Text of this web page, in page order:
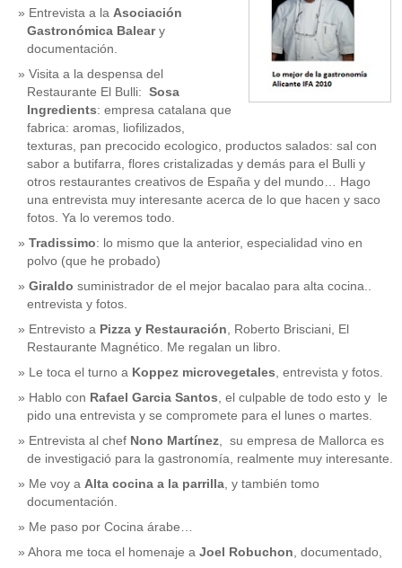
Entrevista a la Asociación
Gastronómica Baleary
documentación.
Visita a la despensa del
Restaurante El Bulli: Sosa
Ingredients: empresa catalana que
fabrica: aromas, liofilizados,
texturas, pan precocido ecologico, productos salados: sal con
sabor a butifarra, flores cristalizadas y demás para el Bulli y
otros restaurantes creativos de España y del mundo… Hago
una entrevista muy interesante acerca de lo que hacen y saco
fotos. Ya lo veremos todo.
Tradissimo: lo mismo que la anterior, especialidad vino en
polvo (que he probado)
Giraldo suministrador de el mejor bacalao para alta cocina..
entrevista y fotos.
Entrevisto a Pizza y Restauración , Roberto Brisciani, El
Restaurante Magnético. Me regalan un libro.
Le toca el turno a Koppez microvegetales , entrevista y fotos.
Hablo con Rafael Garcia Santos , el culpable de todo esto y le
pido una entrevista y se compromete para el lunes o martes.
Entrevista al chef Nono Martínez , su empresa de Mallorca es
de investigació para la gastronomía, realmente muy interesante.
Me voy a Alta cocina a la parrilla , y también tomo
documentación.
Me paso por Cocina árabe…
Ahora me toca el homenaje a Joel Robuchon , documentado,